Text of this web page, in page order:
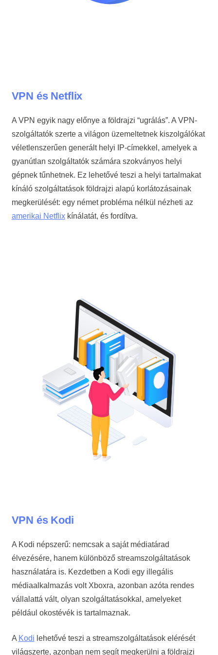
VPN és Netflix
A VPN egyik nagy előnye a földrajzi “ugrálás”. A VPN-
szolgáltatók szerte a világon üzemeltetnek kiszolgálókat
véletlenszerűen generált helyi IP-címekkel, amelyek a
gyanútlan szolgáltatók számára szokványos helyi
gépnek tűnhetnek. Ez lehetővé teszi a helyi tartalmakat
kínáló szolgáltatások földrajzi alapú korlátozásainak
megkerülését: egy német probléma nélkül nézheti az
amerikai Netflixkínálatát, és fordítva.
VPN és Kodi
A Kodi népszerű: nemcsak a saját médiatárad
élvezésére, hanem különböző streamszolgáltatások
használatára is. Kezdetben a Kodi egy illegális
médiaalkalmazás volt Xboxra, azonban azóta rendes
vállalattá vált, olyan szolgáltatásokkal, amelyeket
például okostévék is tartalmaznak.
A Kodi lehetővé teszi a streamszolgáltatások elérését
világszerte, azonban nem segít megkerülni a földrajzi